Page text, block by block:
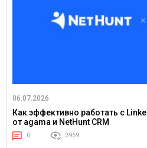
06.07.2026
Как эффективно работать с
от agama и NetHunt CRM
0 3959